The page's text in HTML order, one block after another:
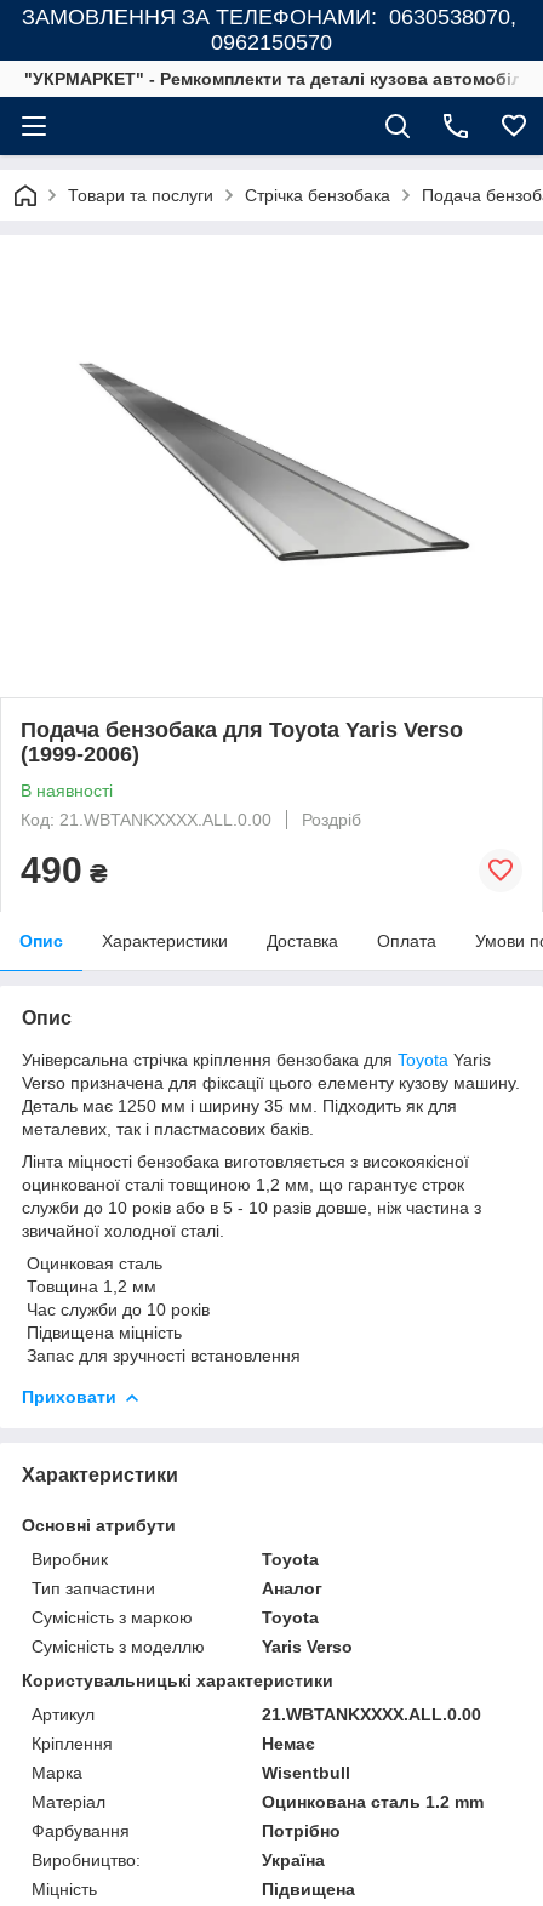
ЗАМОВЛЕННЯ ЗА ТЕЛЕФОНАМИ: 0630538070,
0962150570
"УКРМАРКЕТ" - Ремкомплекти та деталі кузова автомобілів
Товари та послуги Стрічка бензобака Подача
Подача бензобака для Toyota Yaris Verso
(1999-2006)
В наявності
Код: 21.WBTANKXXXX.ALL.0.00
Роздріб
490 ₴
Опис Характеристики Доставка Оплата Умови
Опис
Універсальна стрічка кріплення бензобака для Toyota Yaris
Verso призначена для фіксації цього елементу кузову машину.
Деталь має 1250 мм і ширину 35 мм. Підходить як для
металевих, так і пластмасових баків.
Лінта міцності бензобака виготовляється з високоякісної
оцинкованої сталі товщиною 1,2 мм, що гарантує строк
служби до 10 років або в 5 - 10 разів довше, ніж частина з
звичайної холодної сталі.
Оцинковая сталь
Товщина 1,2 мм
Час служби до 10 років
Підвищена міцність
Запас для зручності встановлення
Приховати
Характеристики
Основні атрибути
Виробник
Toyota
Тип запчастини
Аналог
Сумісність з маркою
Toyota
Сумісність з моделлю
Yaris Verso
Користувальницькі характеристики
Артикул
21.WBTANKXXXX.ALL.0.00
Кріплення
Немає
Марка
Wisentbull
Матеріал
Оцинкована сталь 1.2 mm
Фарбування
Потрібно
Виробництво:
Україна
Міцність
Підвищена